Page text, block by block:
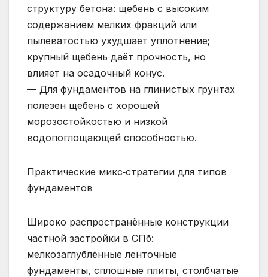
структуру бетона: щебень с высоким
содержанием мелких фракций или
пылеватостью ухудшает уплотнение;
крупный щебень даёт прочность, но
влияет на осадочный конус.
— Для фундаментов на глинистых грунтах
полезен щебень с хорошей
морозостойкостью и низкой
водопоглощающей способностью.
Практические микс‑стратегии для типов
фундаментов
Широко распространённые конструкции
частной застройки в СПб:
мелкозаглублённые ленточные
фундаменты, сплошные плиты, столбчатые